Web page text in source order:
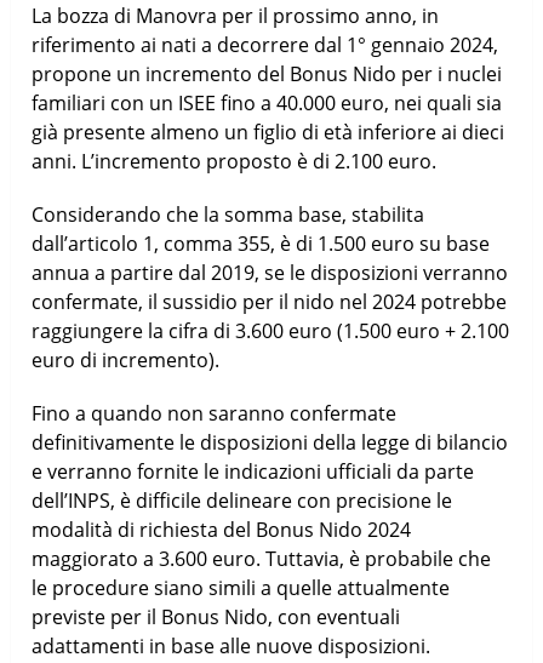
La bozza di Manovra per il prossimo anno, in
riferimento ai nati a decorrere dal 1° gennaio 2024,
propone un incremento del Bonus Nido per i nuclei
familiari con un ISEE fino a 40.000 euro, nei quali sia
già presente almeno un figlio di età inferiore ai dieci
anni. L’incremento proposto è di 2.100 euro.
Considerando che la somma base, stabilita
dall’articolo 1, comma 355, è di 1.500 euro su base
annua a partire dal 2019, se le disposizioni verranno
confermate, il sussidio per il nido nel 2024 potrebbe
raggiungere la cifra di 3.600 euro (1.500 euro + 2.100
euro di incremento).
Fino a quando non saranno confermate
definitivamente le disposizioni della legge di bilancio
e verranno fornite le indicazioni ufficiali da parte
dell’INPS, è difficile delineare con precisione le
modalità di richiesta del Bonus Nido 2024
maggiorato a 3.600 euro. Tuttavia, è probabile che
le procedure siano simili a quelle attualmente
previste per il Bonus Nido, con eventuali
adattamenti in base alle nuove disposizioni.